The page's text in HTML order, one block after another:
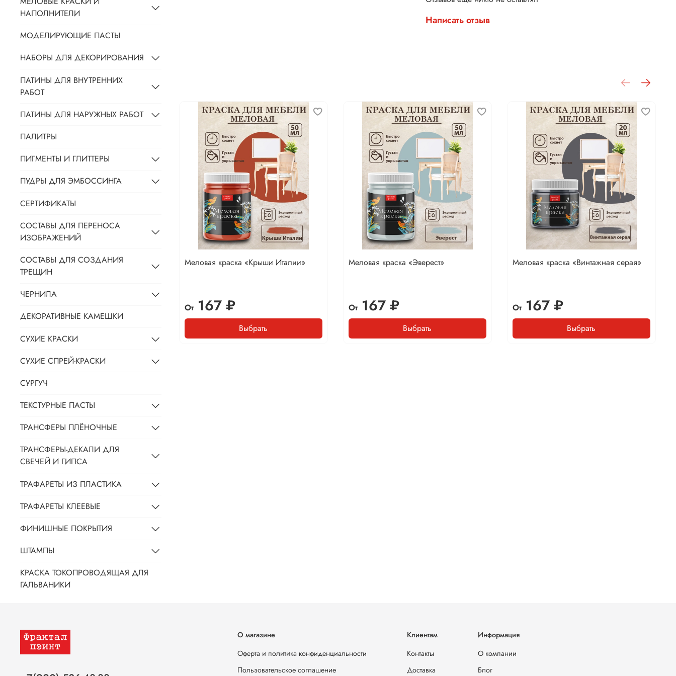
Написать отзыв
Меловая краска «Крыши Италии»
От167 ₽
Выбрать
Меловая краска «Эверест»
От167 ₽
Выбрать
Меловая краска «Винтажная серая»
От167 ₽
Выбрать
НАПОЛНИТЕЛИ
МОДЕЛИРУЮЩИЕ ПАСТЫ
НАБОРЫ ДЛЯ ДЕКОРИРОВАНИЯ
ПАТИНЫ ДЛЯ ВНУТРЕННИХ
РАБОТ
ПАТИНЫ ДЛЯ НАРУЖНЫХ РАБОТ
ПАЛИТРЫ
ПИГМЕНТЫ И ГЛИТТЕРЫ
ПУДРЫ ДЛЯ ЭМБОССИНГА
СЕРТИФИКАТЫ
СОСТАВЫ ДЛЯ ПЕРЕНОСА
ИЗОБРАЖЕНИЙ
СОСТАВЫ ДЛЯ СОЗДАНИЯ
ТРЕЩИН
ЧЕРНИЛА
ДЕКОРАТИВНЫЕ КАМЕШКИ
СУХИЕ КРАСКИ
СУХИЕ СПРЕЙ-КРАСКИ
СУРГУЧ
ТЕКСТУРНЫЕ ПАСТЫ
ТРАНСФЕРЫ ПЛЁНОЧНЫЕ
ТРАНСФЕРЫ-ДЕКАЛИ ДЛЯ
СВЕЧЕЙ И ГИПСА
ТРАФАРЕТЫ ИЗ ПЛАСТИКА
ТРАФАРЕТЫ КЛЕЕВЫЕ
ФИНИШНЫЕ ПОКРЫТИЯ
ШТАМПЫ
КРАСКА ТОКОПРОВОДЯЩАЯ ДЛЯ
ГАЛЬВАНИКИ
О магазине
Оферта и политика конфиденциальности
Пользовательское соглашение
Клиентам
Контакты
Доставка
Информация
О компании
Блог